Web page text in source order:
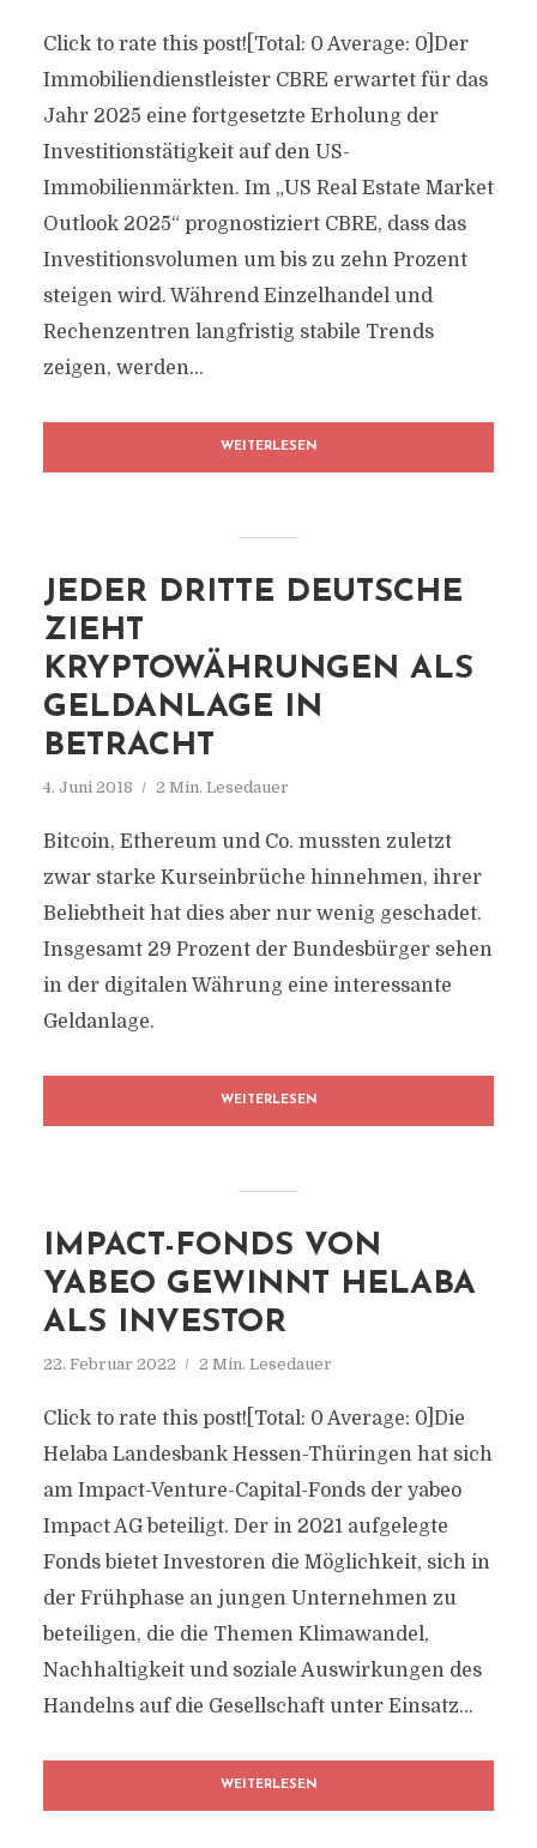
Click to rate this post![Total: 0 Average: 0]Der
Immobiliendienstleister CBRE erwartet für das
Jahr 2025 eine fortgesetzte Erholung der
Investitionstätigkeit auf den US-
Immobilienmärkten. Im „US Real Estate Market
Outlook 2025“ prognostiziert CBRE, dass das
Investitionsvolumen um bis zu zehn Prozent
steigen wird. Während Einzelhandel und
Rechenzentren langfristig stabile Trends
zeigen, werden...
WEITERLESEN
JEDER DRITTE DEUTSCHE
ZIEHT
KRYPTOWÄHRUNGEN ALS
GELDANLAGE IN
BETRACHT
4. Juni 2018 2 Min. Lesedauer
Bitcoin, Ethereum und Co. mussten zuletzt
zwar starke Kurseinbrüche hinnehmen, ihrer
Beliebtheit hat dies aber nur wenig geschadet.
Insgesamt 29 Prozent der Bundesbürger sehen
in der digitalen Währung eine interessante
Geldanlage.
WEITERLESEN
IMPACT-FONDS VON
YABEO GEWINNT HELABA
ALS INVESTOR
22. Februar 2022 2 Min. Lesedauer
Click to rate this post![Total: 0 Average: 0]Die
Helaba Landesbank Hessen-Thüringen hat sich
am Impact-Venture-Capital-Fonds der yabeo
Impact AG beteiligt. Der in 2021 aufgelegte
Fonds bietet Investoren die Möglichkeit, sich in
der Frühphase an jungen Unternehmen zu
beteiligen, die die Themen Klimawandel,
Nachhaltigkeit und soziale Auswirkungen des
Handelns auf die Gesellschaft unter Einsatz...
WEITERLESEN